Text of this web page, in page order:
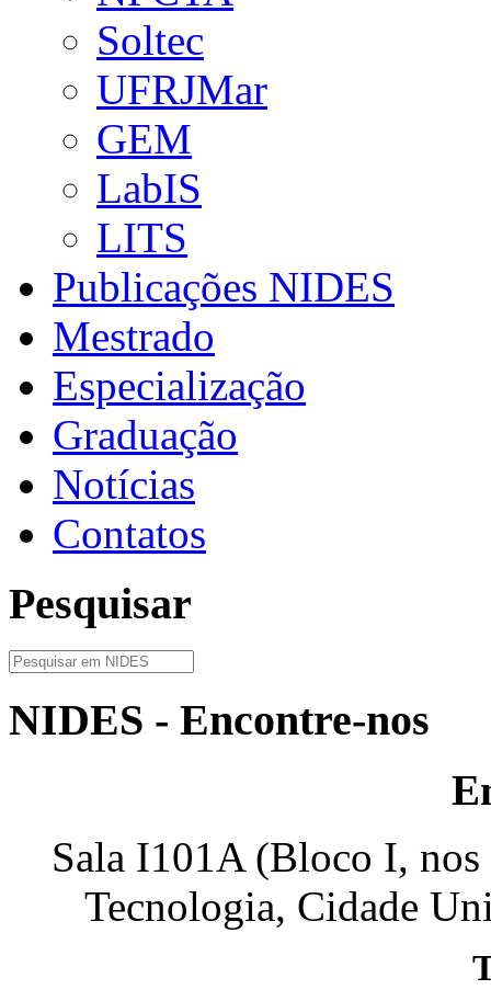
Soltec
UFRJMar
GEM
LabIS
LITS
Publicações NIDES
Mestrado
Especialização
Graduação
Notícias
Contatos
Pesquisar
NIDES - Encontre-nos
Sala I101A (Bloco I,
Tecnologia, Cidade